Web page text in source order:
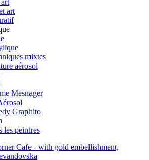
art
mixtes
aérosol
Mesnager
Graphito
les peintres